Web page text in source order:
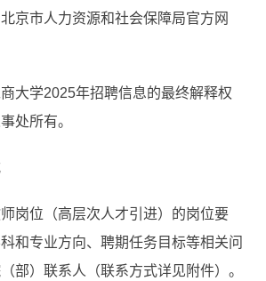
京市人力资源和社会保障局官方网
商大学2025年招聘信息的最终解释权
处所有。
师岗位（高层次人才引进）的岗位要
和专业方向、聘期任务目标等相关问
部）联系人（联系方式详见附件）。